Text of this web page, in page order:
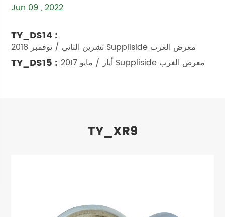
Jun 09 , 2022
TY_DS14 :
تشرين الثاني / نوفمبر 2018 Suppliside معرض الغرب
TY_DS15 : أيار / مايو 2017 Suppliside معرض الغرب
TY_XR9